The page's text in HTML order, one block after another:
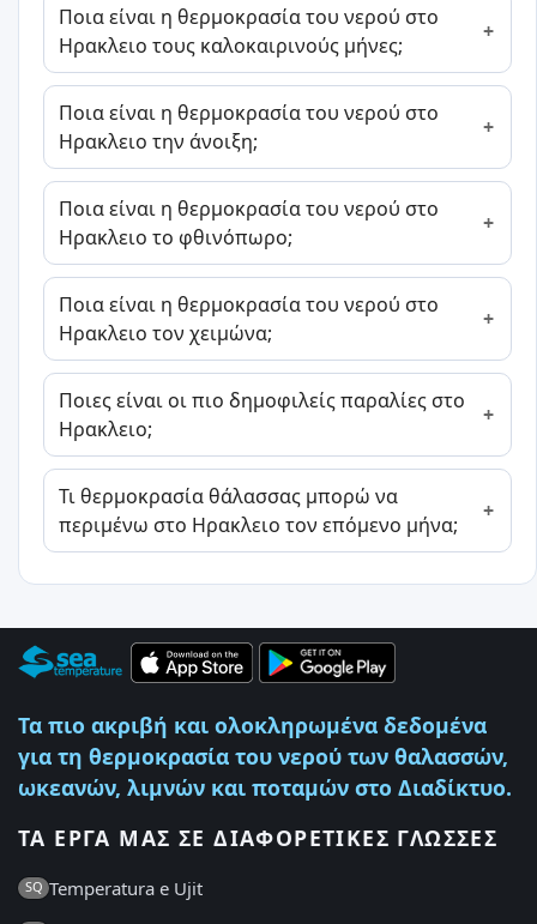
Ποια είναι η θερμοκρασία του νερού στο
Ηρακλειο τους καλοκαιρινούς μήνες;
Ποια είναι η θερμοκρασία του νερού στο
Ηρακλειο την άνοιξη;
Ποια είναι η θερμοκρασία του νερού στο
Ηρακλειο το φθινόπωρο;
Ποια είναι η θερμοκρασία του νερού στο
Ηρακλειο τον χειμώνα;
Ποιες είναι οι πιο δημοφιλείς παραλίες στο
Ηρακλειο;
Τι θερμοκρασία θάλασσας μπορώ να
περιμένω στο Ηρακλειο τον επόμενο μήνα;
Τα πιο ακριβή και ολοκληρωμένα δεδομένα
για τη θερμοκρασία του νερού των θαλασσών,
ωκεανών, λιμνών και ποταμών στο Διαδίκτυο.
ΤΑ ΈΡΓΑ ΜΑΣ ΣΕ ΔΙΑΦΟΡΕΤΙΚΈΣ ΓΛΏΣΣΕΣ
SQ Temperatura e Ujit